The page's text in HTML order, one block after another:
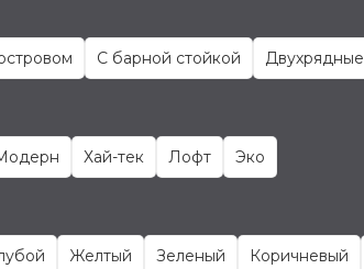
С барной стойкой Двухрядные
Хай-тек Лофт Эко
Желтый Зеленый Коричневый